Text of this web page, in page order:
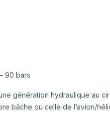
90 bars
génération hydraulique au
bâche ou celle de l’avion/